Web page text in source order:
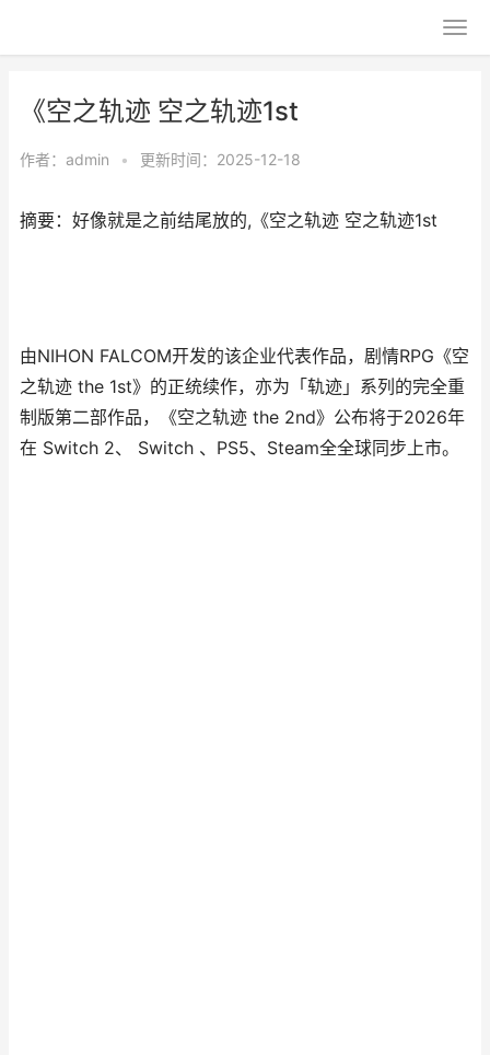
《空之轨迹 空之轨迹1st
作者： admin • 更新时间：2025-12-18
摘要：好像就是之前结尾放的,《空之轨迹 空之轨迹1st
由NIHON FALCOM开发的该企业代表作品，剧情RPG《空
之轨迹 the 1st》的正统续作，亦为「轨迹」系列的完全重
制版第二部作品，《空之轨迹 the 2nd》公布将于2026年
在 Switch 2、 Switch 、PS5、Steam全全球同步上市。